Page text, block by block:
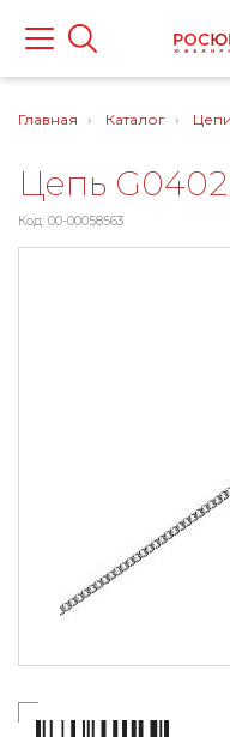
Главная Каталог Цепи
Цепь
Код: 00-00058563